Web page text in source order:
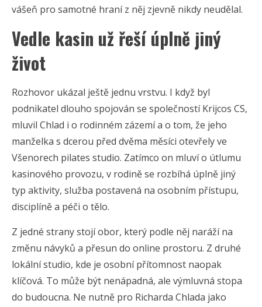
vášeň pro samotné hraní z něj zjevně nikdy neudělal.
Vedle kasin už řeší úplně jiný
život
Rozhovor ukázal ještě jednu vrstvu. I když byl
podnikatel dlouho spojován se společností Krijcos CS,
mluvil Chlad i o rodinném zázemí a o tom, že jeho
manželka s dcerou před dvěma měsíci otevřely ve
Všenorech pilates studio. Zatímco on mluví o útlumu
kasinového provozu, v rodině se rozbíhá úplně jiný
typ aktivity, služba postavená na osobním přístupu,
disciplíně a péči o tělo.
Z jedné strany stojí obor, který podle něj naráží na
změnu návyků a přesun do online prostoru. Z druhé
lokální studio, kde je osobní přítomnost naopak
klíčová. To může být nenápadná, ale výmluvná stopa
do budoucna. Ne nutně pro Richarda Chlada jako